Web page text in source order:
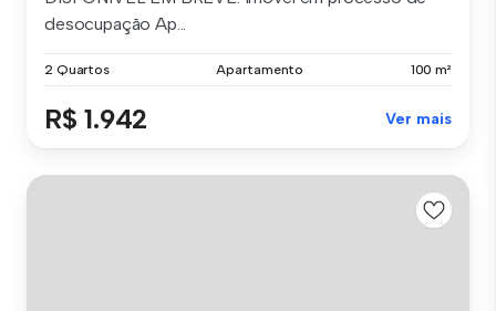
desocupação Ap...
2 Quartos Apartamento 100 m²
R$ 1.942 Ver mais